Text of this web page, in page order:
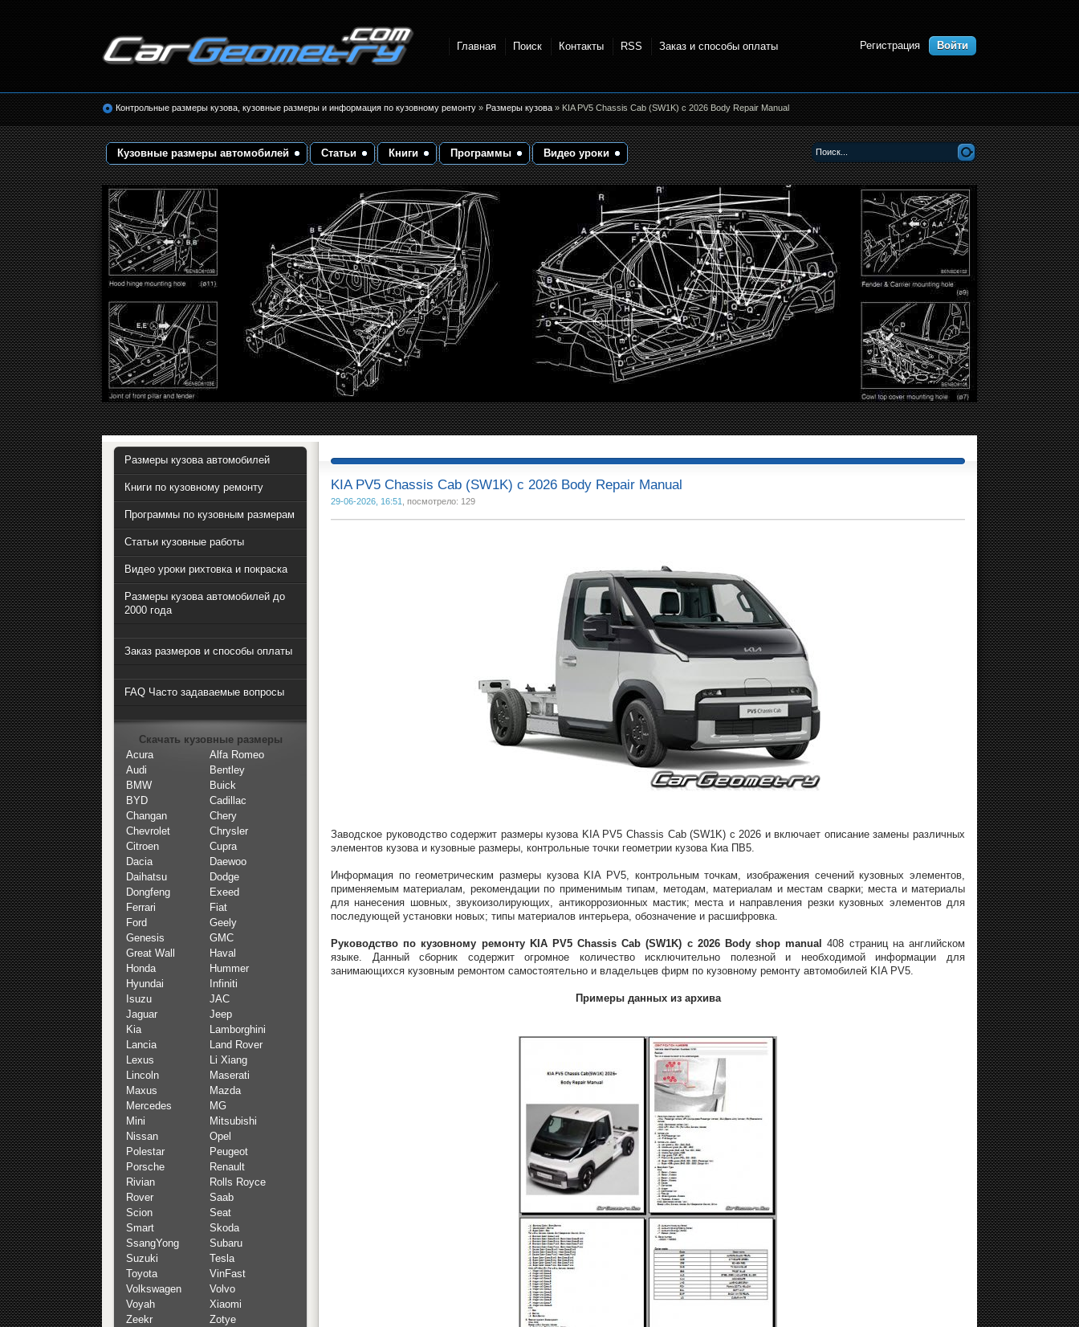
кузовные размеры. Геометрия кузова
Главная Поиск Контакты RSS Заказ и способы оплаты Регистрация Войти
Контрольные размеры кузова, кузовные размеры и информация по кузовному ремонту»Размеры кузова» KIA PV5 Chassis Cab (SW1K) с 2026 Body Repair Manual
Кузовные размеры автомобилей Статьи Книги Программы Видео уроки
KIA PV5 Chassis Cab (SW1K) с 2026 Body Repair Manual
29-06-2026, 16:51, посмотрело: 129
Заводское руководство содержит размеры кузова KIA PV5 Chassis Cab (SW1K) с 2026 и включает описание замены различных
элементов кузова и кузовные размеры, контрольные точки геометрии кузова Киа ПВ5.
Информация по геометрическим размеры кузова KIA PV5, контрольным точкам, изображения сечений кузовных элементов,
применяемым материалам, рекомендации по применимым типам, методам, материалам и местам сварки; места и материалы
для нанесения шовных, звукоизолирующих, антикоррозионных мастик; места и направления резки кузовных элементов для
последующей установки новых; типы материалов интерьера, обозначение и расшифровка.
Руководство по кузовному ремонту KIA PV5 Chassis Cab (SW1K) с 2026 Body shop manual
408 страниц на английском
языке. Данный сборник содержит огромное количество исключительно полезной и необходимой информации для
занимающихся кузовным ремонтом самостоятельно и владельцев фирм по кузовному ремонту автомобилей KIA PV5.
Примеры данных из архива
Размеры кузова автомобилей
Книги по кузовному ремонту
Программы по кузовным размерам
Статьи кузовные работы
Видео уроки рихтовка и покраска
Размеры кузова автомобилей до
2000 года
Заказ размеров и способы оплаты
FAQ Часто задаваемые вопросы
Скачать кузовные размеры
Acura
Alfa Romeo
Audi
Bentley
BMW
Buick
BYD
Cadillac
Changan
Chery
Chevrolet
Chrysler
Citroen
Cupra
Dacia
Daewoo
Daihatsu
Dodge
Dongfeng
Exeed
Ferrari
Fiat
Ford
Geely
Genesis
GMC
Great Wall
Haval
Honda
Hummer
Hyundai
Infiniti
Isuzu
JAC
Jaguar
Jeep
Kia
Lamborghini
Lancia
Land Rover
Lexus
Li Xiang
Lincoln
Maserati
Maxus
Mazda
Mercedes
MG
Mini
Mitsubishi
Nissan
Opel
Polestar
Peugeot
Porsche
Renault
Rivian
Rolls Royce
Rover
Saab
Scion
Seat
Smart
Skoda
SsangYong
Subaru
Suzuki
Tesla
Toyota
VinFast
Volkswagen
Volvo
Voyah
Xiaomi
Zeekr
Zotye